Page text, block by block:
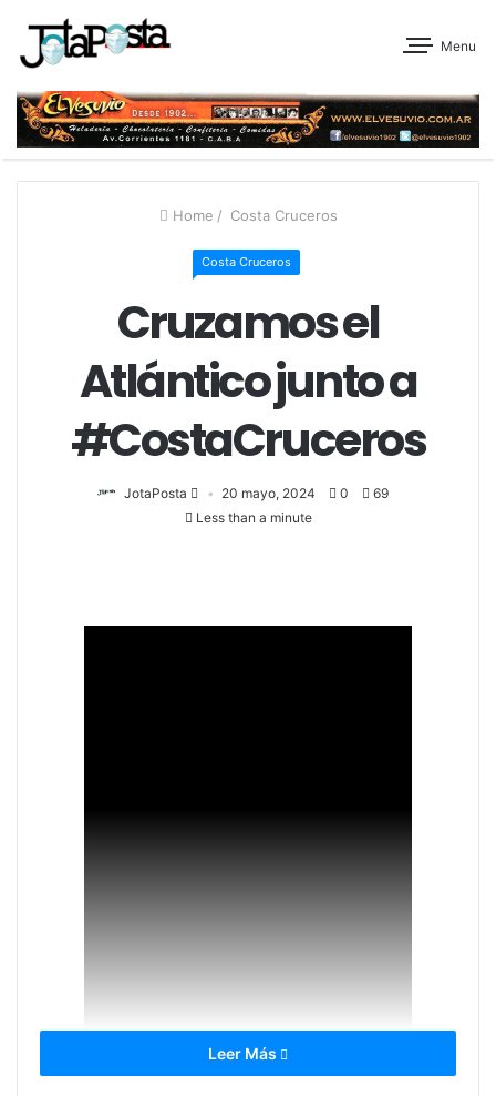
Menu
Home / Costa Cruceros
Costa Cruceros
Cruzamos el
Atlántico junto a
#CostaCruceros
JotaPosta 20 mayo, 2024 0
69
Less than a minute
Leer Más